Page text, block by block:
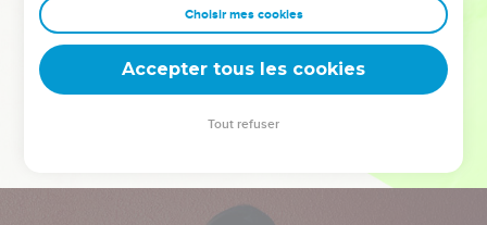
clés pour avancer avec plus de sagesse afin que leurs erreurs
deviennent vos tremplins. Que vous guidiez un ministère, une
équipe, un groupe ou une famille, leur expérience est faite
Choisir mes cookies
Accepter tous les cookies
Tout refuser